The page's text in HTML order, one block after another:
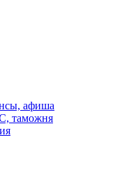
афиша
таможня